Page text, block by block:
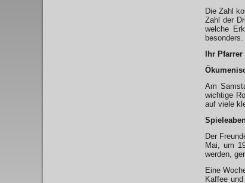
Die Zahl
Zahl der
welche
besonders.
Ihr
Am
wichtige
auf viele
Der
Mai, um
werden,
Eine
Kaffee